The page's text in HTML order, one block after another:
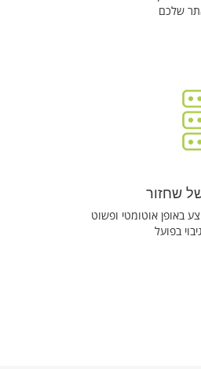
שלכם
שחזור
באופן אוטומטי ופשוט
בפועל